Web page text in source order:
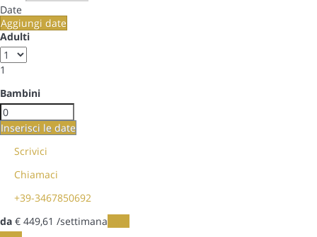
Date
Aggiungi date
Adulti
1
Bambini
Inserisci le date
Scrivici
Chiamaci
+39-3467850692
da € 449,61 /settimana